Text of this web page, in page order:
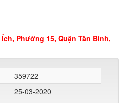
Phường 15, Quận Tân Bình,
359722
25-03-2020